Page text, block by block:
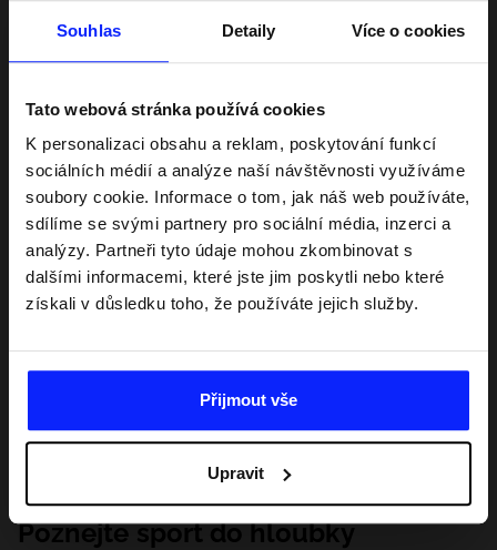
Souhlas Detaily Více o cookies
Tato webová stránka používá cookies
K personalizaci obsahu a reklam, poskytování funkcí
sociálních médií a analýze naší návštěvnosti využíváme
soubory cookie. Informace o tom, jak náš web používáte,
sdílíme se svými partnery pro sociální média, inzerci a
analýzy. Partneři tyto údaje mohou zkombinovat s
dalšími informacemi, které jste jim poskytli nebo které
získali v důsledku toho, že používáte jejich služby.
Přijmout vše
Upravit
Poznejte sport do hloubky